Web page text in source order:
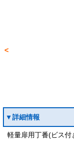
<
▼詳細情報
軽量扉用丁番(ビス付